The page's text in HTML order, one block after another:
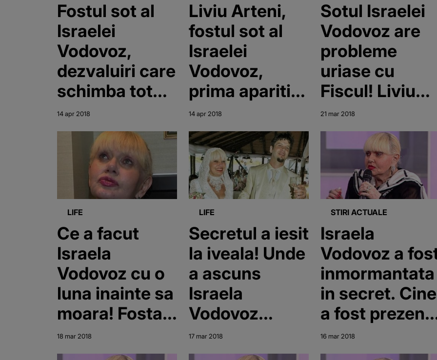
Fostul sot al
Israelei
Vodovoz,
dezvaluiri care
schimba totul
despre
moartea
vedetei: “Au
fost violente,
dupa am
plecat si am
luat
autocarul”
14 apr 2018
Liviu Arteni,
fostul sot al
Israelei
Vodovoz,
prima aparitie
tv. Ce spune
barbatul
despre averea
lasata de
femeie
14 apr 2018
Sotul Israelei
Vodovoz are
probleme
uriase cu
Fiscul! Liviu
Arteni a primit
somatii de la
doua directii
ale ANAF!
21 mar 2018
LIFE
Ce a facut
Israela
Vodovoz cu o
luna inainte sa
moara! Fosta
balerina a
scos la
18 mar 2018
LIFE
Secretul a iesit
la iveala! Unde
a ascuns
Israela
Vodovoz
200.000 de
euro de fostul
17 mar 2018
STIRI ACTUALE
Israela
Vodovoz a
inmormantata
in secret. Cine
a fost prezent
la ceremonie
16 mar 2018